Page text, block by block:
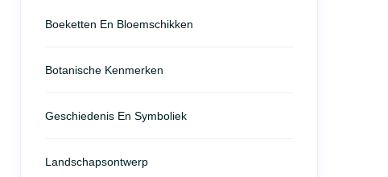
Boeketten En Bloemschikken
Botanische Kenmerken
Geschiedenis En Symboliek
Landschapsontwerp